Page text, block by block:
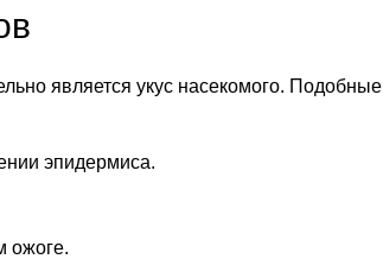
является укус насекомого. Подобные
эпидермиса.
ожоге.